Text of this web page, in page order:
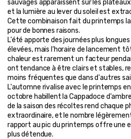
sauvages apparaissent sur les
et la lumière au lever du soleil est
Cette combinaison fait du printemps la
pour de bonnes raisons.
L'été apporte des journées plus
élevées, mais l'horaire de lancement
chaleur est rarement un facteur
ont tendance à être clairs et stables,
moins fréquentes que dans d'autres
L'automne rivalise avec le printemps
octobre habillent la Cappadoce
de la saison des récoltes rend chaque
extraordinaire, et le nombre
rapport au pic du printemps offre une
plus détendue.